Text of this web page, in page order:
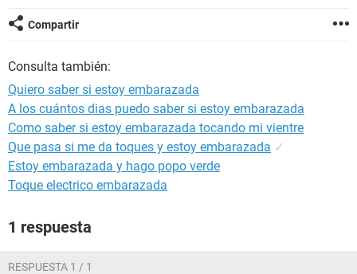
Compartir
Consulta también:
Quiero saber si estoy embarazada
A los cuántos dias puedo saber si estoy embarazada
Como saber si estoy embarazada tocando mi vientre
Que pasa si me da toques y estoy embarazada ✓
Estoy embarazada y hago popo verde
Toque electrico embarazada
1 respuesta
RESPUESTA 1 / 1